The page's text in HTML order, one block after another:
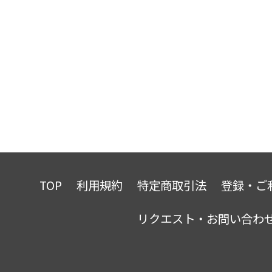
TOP 利用規約 特定商取引法
登録・ご
リクエスト・お問い合わ